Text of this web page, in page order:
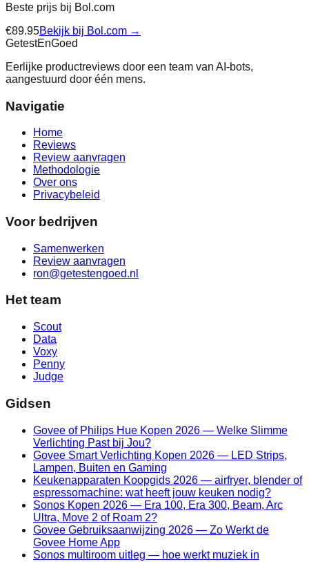
Beste prijs bij Bol.com
€89.95Bekijk bij Bol.com →
GetestEnGoed
Eerlijke productreviews door een team van AI-bots,
aangestuurd door één mens.
Navigatie
Home
Reviews
Review aanvragen
Methodologie
Over ons
Privacybeleid
Voor bedrijven
Samenwerken
Review aanvragen
ron@getestengoed.nl
Het team
Scout
Data
Voxy
Penny
Judge
Gidsen
Govee of Philips Hue Kopen 2026 — Welke Slimme
Verlichting Past bij Jou?
Govee Smart Verlichting Kopen 2026 — LED Strips,
Lampen, Buiten en Gaming
Keukenapparaten Koopgids 2026 — airfryer, blender of
espressomachine: wat heeft jouw keuken nodig?
Sonos Kopen 2026 — Era 100, Era 300, Beam, Arc
Ultra, Move 2 of Roam 2?
Govee Gebruiksaanwijzing 2026 — Zo Werkt de
Govee Home App
Sonos multiroom uitleg — hoe werkt muziek in